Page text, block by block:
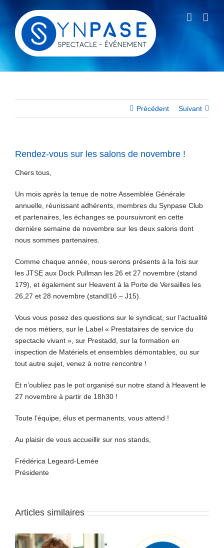
contenu
Précédent Suivant
Rendez-vous sur les salons de novembre !
Chers tous,
Un mois après la tenue de notre Assemblée Générale
annuelle, réunissant adhérents, membres du Synpase Club
et partenaires, les échanges se poursuivront en cette
dernière semaine de novembre sur les deux salons dont
nous sommes partenaires.
Comme chaque année, nous serons présents à la fois sur
les JTSE aux Dock Pullman les 26 et 27 novembre (stand
179), et également sur Heavent à la Porte de Versailles les
26,27 et 28 novembre (standI16 – J15).
Vous vous posez des questions sur le syndicat, sur l’actualité
de nos métiers, sur le Label « Prestataires de service du
spectacle vivant », sur Prestadd, sur la formation en
inspection de Matériels et ensembles démontables, ou sur
tout autre sujet, venez à notre rencontre !
Et n’oubliez pas le pot organisé sur notre stand à Heavent le
27 novembre à partir de 18h30 !
Toute l’équipe, élus et permanents, vous attend !
Au plaisir de vous accueillir sur nos stands,
Frédérica Legeard-Lemée
Présidente
Articles similaires